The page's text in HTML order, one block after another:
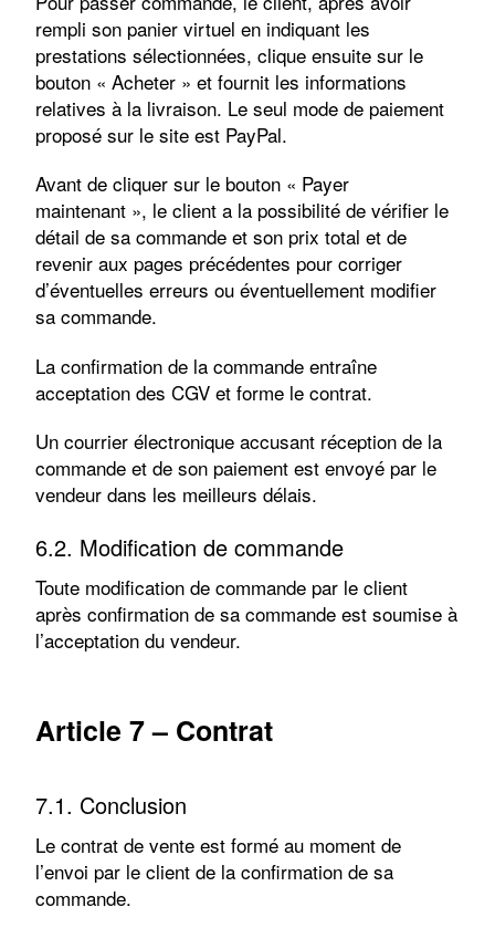
rempli son panier virtuel en indiquant les
prestations sélectionnées, clique ensuite sur le
bouton « Acheter » et fournit les informations
relatives à la livraison. Le seul mode de paiement
proposé sur le site est PayPal.
Avant de cliquer sur le bouton « Payer
maintenant », le client a la possibilité de vérifier le
détail de sa commande et son prix total et de
revenir aux pages précédentes pour corriger
d’éventuelles erreurs ou éventuellement modifier
sa commande.
La confirmation de la commande entraîne
acceptation des CGV et forme le contrat.
Un courrier électronique accusant réception de la
commande et de son paiement est envoyé par le
vendeur dans les meilleurs délais.
6.2. Modification de commande
Toute modification de commande par le client
après confirmation de sa commande est soumise à
l’acceptation du vendeur.
Article 7 – Contrat
7.1. Conclusion
Le contrat de vente est formé au moment de
l’envoi par le client de la confirmation de sa
commande.